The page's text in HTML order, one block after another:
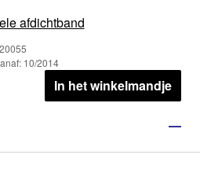
afdichtband
10/2014
In het winkelmandje